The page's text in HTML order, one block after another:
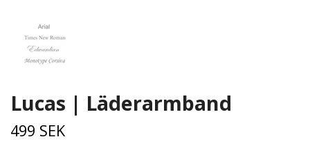
Lucas | Läderarmband
499 SEK